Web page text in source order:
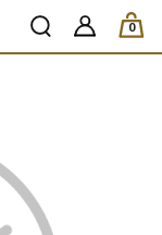
0
ks /